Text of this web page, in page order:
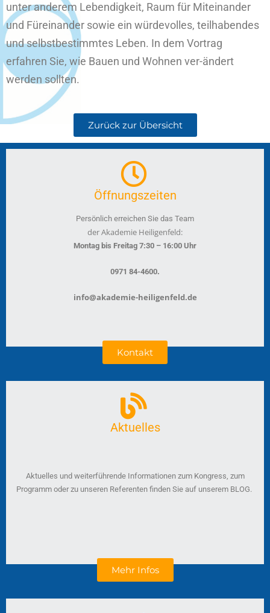
unter anderem Lebendigkeit, Raum für Miteinander
und Füreinander sowie ein würdevolles, teilhabendes
und selbstbestimmtes Leben. In dem Vortrag
erfahren Sie, wie Bauen und Wohnen ver-ändert
werden sollten.
Zurück zur Übersicht
Öffnungszeiten
Persönlich erreichen Sie das Team
der Akademie Heiligenfeld:
Montag bis Freitag 7:30 – 16:00 Uhr
0971 84-4600.
info@akademie-heiligenfeld.de
Kontakt
Aktuelles
Aktuelles und weiterführende Informationen zum Kongress, zum
Programm oder zu unseren Referenten finden Sie auf unserem BLOG.
Mehr Infos